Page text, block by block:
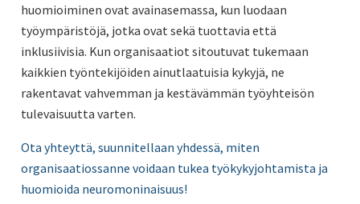
huomioiminen ovat avainasemassa, kun luodaan
työympäristöjä, jotka ovat sekä tuottavia että
inklusiivisia. Kun organisaatiot sitoutuvat tukemaan
kaikkien työntekijöiden ainutlaatuisia kykyjä, ne
rakentavat vahvemman ja kestävämmän työyhteisön
tulevaisuutta varten.
Ota yhteyttä, suunnitellaan yhdessä, miten
organisaatiossanne voidaan tukea työkykyjohtamista ja
huomioida neuromoninaisuus!